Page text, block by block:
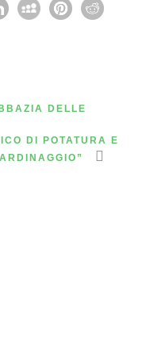
DELLE
DI POTATURA E